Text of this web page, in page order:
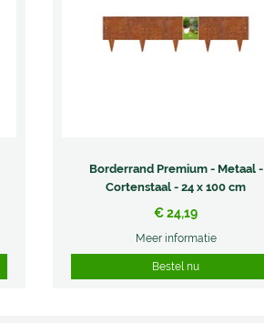
Borderrand Premium - Metaal -
Cortenstaal - 24 x 100 cm
€24,19
Meer informatie
Bestel nu